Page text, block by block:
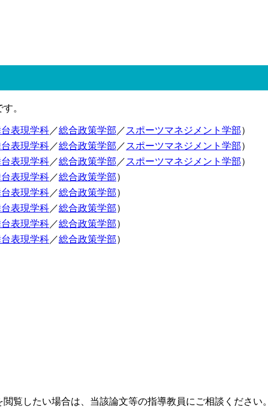
。
表現学科／総合政策学部 ／ スポーツマネジメント学部）
表現学科／総合政策学部 ／ スポーツマネジメント学部）
表現学科／総合政策学部 ／ スポーツマネジメント学部）
表現学科／総合政策学部）
表現学科／総合政策学部）
表現学科／総合政策学部）
表現学科／総合政策学部）
表現学科／総合政策学部）
覧したい場合は、当該論文等の指導教員にご相談ください。